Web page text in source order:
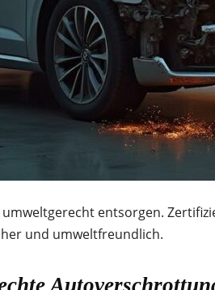
entsorgen.
und umweltfreundlich.